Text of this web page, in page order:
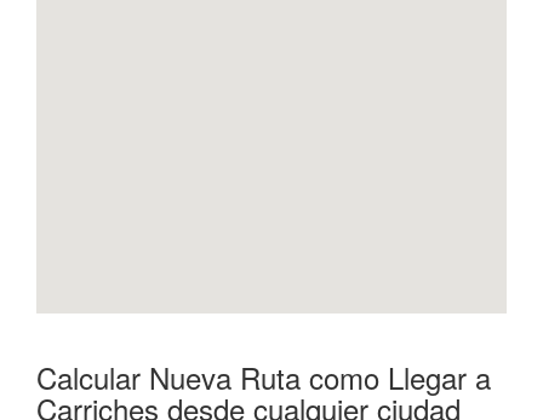
Calcular Nueva Ruta como Llegar a
Carriches desde cualquier ciudad